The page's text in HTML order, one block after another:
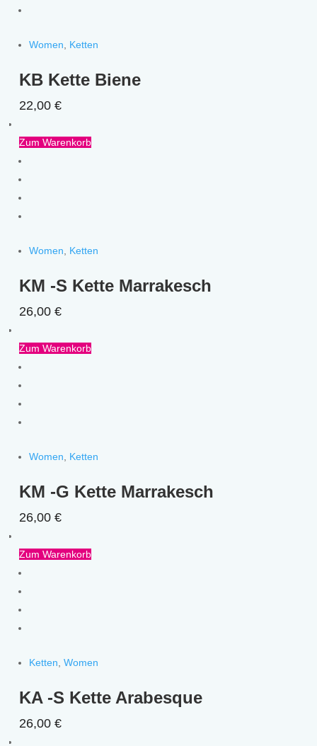
Women Ketten
KB Kette Biene
22,00€
Zum Warenkorb
Women Ketten
KM -S Kette Marrakesch
26,00€
Zum Warenkorb
Women Ketten
KM -G Kette Marrakesch
26,00€
Zum Warenkorb
Ketten ,Women
KA -S Kette Arabesque
26,00€